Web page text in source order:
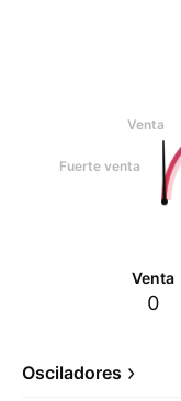
Venta
Fuerte venta
Venta
0
Osciladores